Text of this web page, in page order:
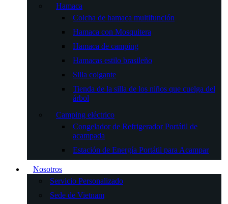
Hamaca
Colcha de hamaca multifunción
Hamaca con Mosquitera
Hamaca de camping
Hamacas estilo brasileño
Silla colgante
Tienda de la silla de los niños que cuelga del
árbol
Camping eléctrico
Congelador de Refrigerador Portátil de
acampada
Estación de Energía Portátil para Acampar
Nosotros
Servicio Personalizado
Sede de Vietnam